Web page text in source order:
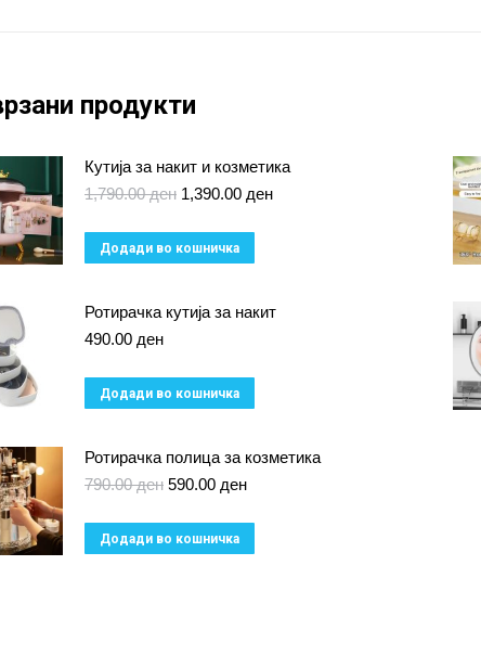
продукти
Кутија за накит и козметика
1,790.00ден Original
was:
1,790.00 ден.
1,390.00 денCurrent
Додади во кошничка
Ротирачка кутија за накит
490.00 ден
Додади во кошничка
Ротирачка полица за козметика
790.00ден Original
was:
790.00 ден.
590.00 денCurrent
is:
Додади во кошничка